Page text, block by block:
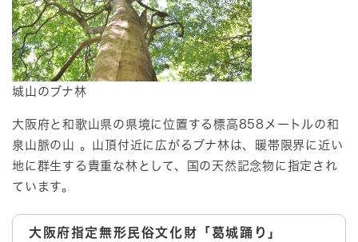
城山のブナ林
大阪府と和歌山県の県境に位置する標高858メートルの和
泉山脈の山 。山頂付近に広がるブナ林は、暖帯限界に近い
地に群生する貴重な林として、国の天然記念物に指定され
ています。
大阪府指定無形民俗文化財「葛城踊り」